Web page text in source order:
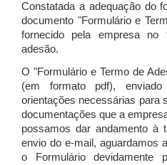
Constatada a adequação do
documento "Formulário e
fornecido pela empresa no
adesão.
O "Formulário e Termo de
(em formato pdf),
orientações necessárias para
documentações que a
possamos dar andamento à
envio do e-mail, aguardamos
o Formulário devidamente